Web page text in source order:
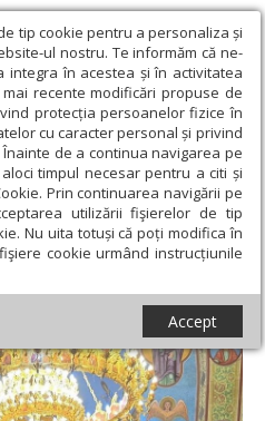
tip cookie pentru a personaliza și
ul nostru. Te informăm că ne-
integra în acestea și în activitatea
recente modificări propuse de
protecția persoanelor fizice în
cu caracter personal și privind
de a continua navigarea pe
timpul necesar pentru a citi și
Prin continuarea navigării pe
utilizării fişierelor de tip
Nu uita totuși că poți modifica în
cookie urmând instrucțiunile
Accept
› Știri › Proiectul catehetic
Mureș
suflet pentru viață”